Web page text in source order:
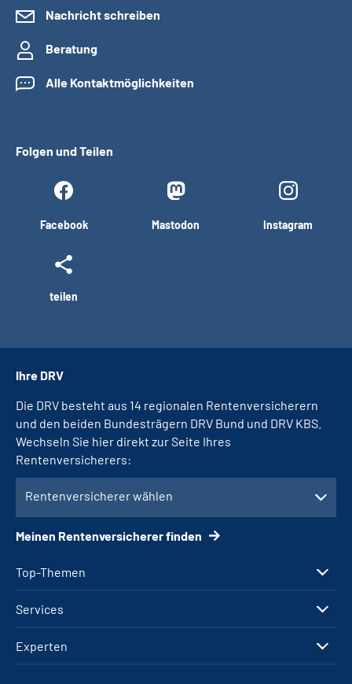
Nachricht schreiben
Beratung
Alle Kontaktmöglichkeiten
Folgen und Teilen
Facebook Mastodon Instagram
teilen
Top-Themen
Services
Experten
Ihre DRV
Die DRV besteht aus 14 regionalen Rentenversicherern
und den beiden Bundesträgern DRV Bund und DRV KBS.
Wechseln Sie hier direkt zur Seite Ihres
Rentenversicherers:
Rentenversicherer wählen
Meinen Rentenversicherer finden